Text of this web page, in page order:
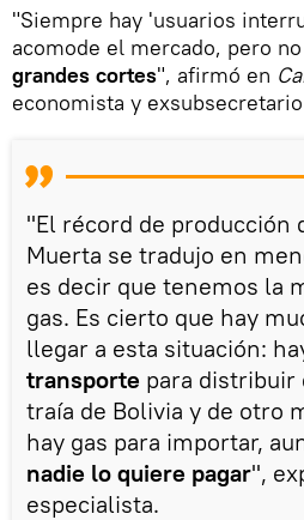
"Siempre hay 'usuarios
acomode el mercado, pero
grandes cortes", afirmó en
economista y
"El récord de producción
Muerta se tradujo en
es decir que tenemos la
gas. Es cierto que hay
llegar a esta situación:
transporte para distribuir
traía de Bolivia y de otro
hay gas para importar,
nadie lo quiere pagar",
especialista.